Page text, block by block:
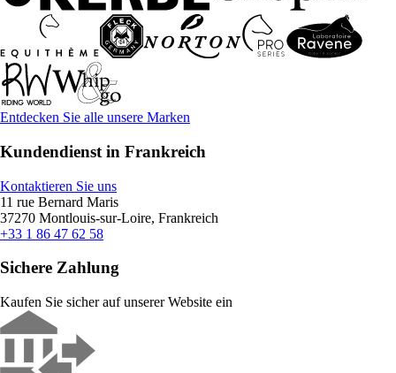
Entdecken Sie alle unsere Marken
Kundendienst in Frankreich
Kontaktieren Sie uns
11 rue Bernard Maris
37270 Montlouis-sur-Loire, Frankreich
+33 1 86 47 62 58
Sichere Zahlung
Kaufen Sie sicher auf unserer Website ein